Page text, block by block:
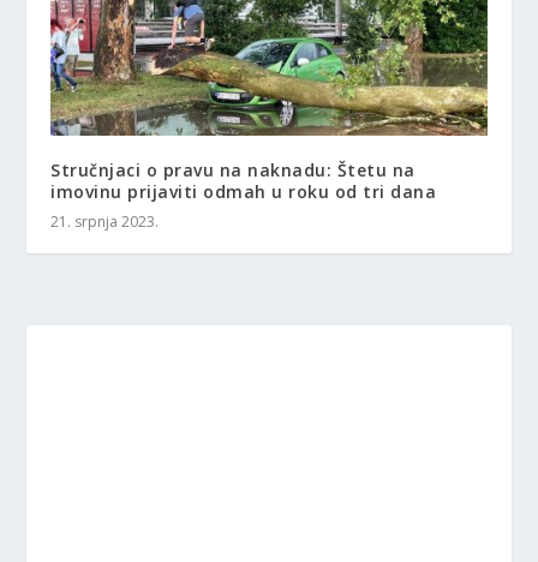
Stručnjaci o pravu na naknadu: Štetu na
imovinu prijaviti odmah u roku od tri dana
21. srpnja 2023.